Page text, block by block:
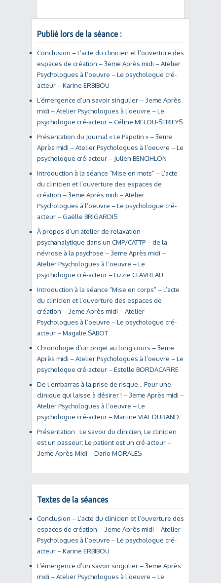
Publié lors de la séance :
Conclusion – L’acte du clinicien et l’ouverture des
espaces de création – 3eme Après midi – Atelier
Psychologues à l’oeuvre – Le psychologue cré-
acteur – Karine ERBIBOU
L’émergence d’un savoir singulier – 3eme Après
midi – Atelier Psychologues à l’oeuvre – Le
psychologue cré-acteur – Céline MELOU-SERIEYS
Présentation du Journal « Le Papotin » – 3eme
Après midi – Atelier Psychologues à l’oeuvre – Le
psychologue cré-acteur – Julien BENCIHLON
Introduction à la séance “Mise en mots” – L’acte
du clinicien et l’ouverture des espaces de
création – 3eme Après midi – Atelier
Psychologues à l’oeuvre – Le psychologue cré-
acteur – Gaëlle BRIGARDIS
À propos d’un atelier de relaxation
psychanalytique dans un CMP/CATTP – de la
névrose à la psychose – 3eme Après midi –
Atelier Psychologues à l’oeuvre – Le
psychologue cré-acteur – Lizzie CLAVREAU
Introduction à la séance “Mise en corps” – L’acte
du clinicien et l’ouverture des espaces de
création – 3eme Après midi – Atelier
Psychologues à l’oeuvre – Le psychologue cré-
acteur – Magalie SABOT
Chronologie d’un projet au long cours – 3eme
Après midi – Atelier Psychologues à l’oeuvre – Le
psychologue cré-acteur – Estelle BORDACARRE
De l’embarras à la prise de risque… Pour une
clinique qui laisse à désirer ! – 3eme Après midi –
Atelier Psychologues à l’oeuvre – Le
psychologue cré-acteur – Martine VIAL DURAND
Présentation : Le savoir du clinicien, Le clinicien
est un passeur; Le patient est un cré-acteur –
3eme Après-Midi – Dario MORALES
Textes de la séances
Conclusion – L’acte du clinicien et l’ouverture des
espaces de création – 3eme Après midi – Atelier
Psychologues à l’oeuvre – Le psychologue cré-
acteur – Karine ERBIBOU
L’émergence d’un savoir singulier – 3eme Après
midi – Atelier Psychologues à l’oeuvre – Le